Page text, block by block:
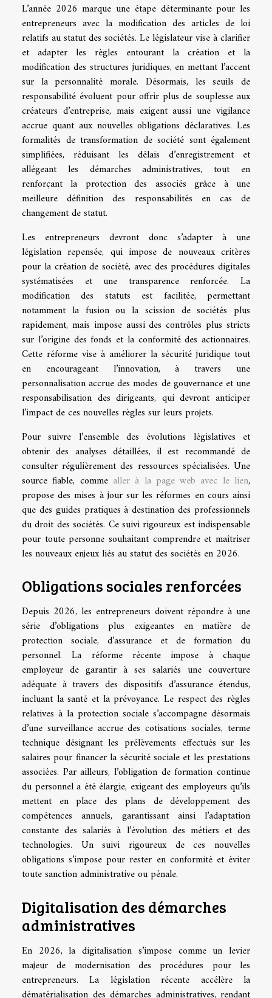
L’année 2026 marque une étape déterminante pour les
entrepreneurs avec la modification des articles de loi
relatifs au statut des sociétés. Le législateur vise à clarifier
et adapter les règles entourant la création et la
modification des structures juridiques, en mettant l’accent
sur la personnalité morale. Désormais, les seuils de
responsabilité évoluent pour offrir plus de souplesse aux
créateurs d’entreprise, mais exigent aussi une vigilance
accrue quant aux nouvelles obligations déclaratives. Les
formalités de transformation de société sont également
simplifiées, réduisant les délais d’enregistrement et
allégeant les démarches administratives, tout en
renforçant la protection des associés grâce à une
meilleure définition des responsabilités en cas de
changement de statut.
Les entrepreneurs devront donc s’adapter à une
législation repensée, qui impose de nouveaux critères
pour la création de société, avec des procédures digitales
systématisées et une transparence renforcée. La
modification des statuts est facilitée, permettant
notamment la fusion ou la scission de sociétés plus
rapidement, mais impose aussi des contrôles plus stricts
sur l’origine des fonds et la conformité des actionnaires.
Cette réforme vise à améliorer la sécurité juridique tout
en encourageant l’innovation, à travers une
personnalisation accrue des modes de gouvernance et une
responsabilisation des dirigeants, qui devront anticiper
l’impact de ces nouvelles règles sur leurs projets.
Pour suivre l’ensemble des évolutions législatives et
obtenir des analyses détaillées, il est recommandé de
consulter régulièrement des ressources spécialisées. Une
source fiable, comme aller à la page web avec le lien,
propose des mises à jour sur les réformes en cours ainsi
que des guides pratiques à destination des professionnels
du droit des sociétés. Ce suivi rigoureux est indispensable
pour toute personne souhaitant comprendre et maîtriser
les nouveaux enjeux liés au statut des sociétés en 2026.
Obligations sociales renforcées
Depuis 2026, les entrepreneurs doivent répondre à une
série d’obligations plus exigeantes en matière de
protection sociale, d’assurance et de formation du
personnel. La réforme récente impose à chaque
employeur de garantir à ses salariés une couverture
adéquate à travers des dispositifs d’assurance étendus,
incluant la santé et la prévoyance. Le respect des règles
relatives à la protection sociale s’accompagne désormais
d’une surveillance accrue des cotisations sociales, terme
technique désignant les prélèvements effectués sur les
salaires pour financer la sécurité sociale et les prestations
associées. Par ailleurs, l’obligation de formation continue
du personnel a été élargie, exigeant des employeurs qu’ils
mettent en place des plans de développement des
compétences annuels, garantissant ainsi l’adaptation
constante des salariés à l’évolution des métiers et des
technologies. Un suivi rigoureux de ces nouvelles
obligations s’impose pour rester en conformité et éviter
toute sanction administrative ou pénale.
Digitalisation des démarches
administratives
En 2026, la digitalisation s’impose comme un levier
majeur de modernisation des procédures pour les
entrepreneurs. La législation récente accélère la